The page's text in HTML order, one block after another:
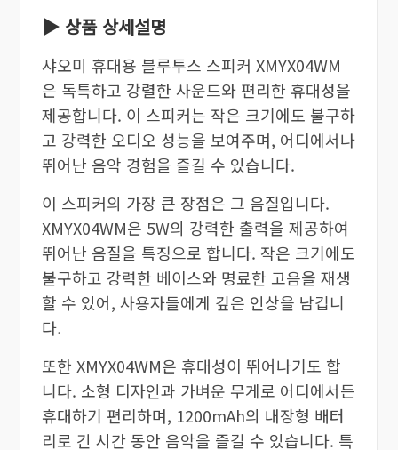
▶ 상품 상세설명
샤오미 휴대용 블루투스 스피커 XMYX04WM
은 독특하고 강렬한 사운드와 편리한 휴대성을
제공합니다. 이 스피커는 작은 크기에도 불구하
고 강력한 오디오 성능을 보여주며, 어디에서나
뛰어난 음악 경험을 즐길 수 있습니다.
이 스피커의 가장 큰 장점은 그 음질입니다.
XMYX04WM은 5W의 강력한 출력을 제공하여
뛰어난 음질을 특징으로 합니다. 작은 크기에도
불구하고 강력한 베이스와 명료한 고음을 재생
할 수 있어, 사용자들에게 깊은 인상을 남깁니
다.
또한 XMYX04WM은 휴대성이 뛰어나기도 합
니다. 소형 디자인과 가벼운 무게로 어디에서든
휴대하기 편리하며, 1200mAh의 내장형 배터
리로 긴 시간 동안 음악을 즐길 수 있습니다. 특